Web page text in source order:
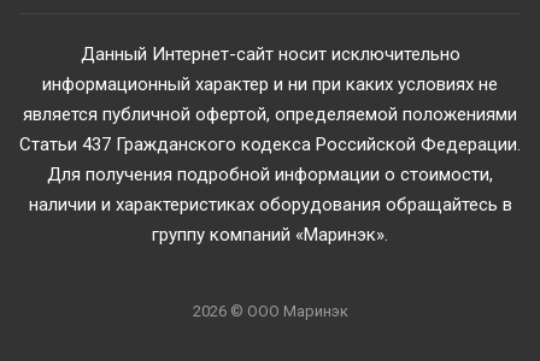
Данный Интернет-сайт носит исключительно
информационный характер и ни при каких условиях не
является публичной офертой, определяемой положениями
Статьи 437 Гражданского кодекса Российской Федерации.
Для получения подробной информации о стоимости,
наличии и характеристиках оборудования обращайтесь в
группу компаний «Маринэк».
2026 © ООО Маринэк